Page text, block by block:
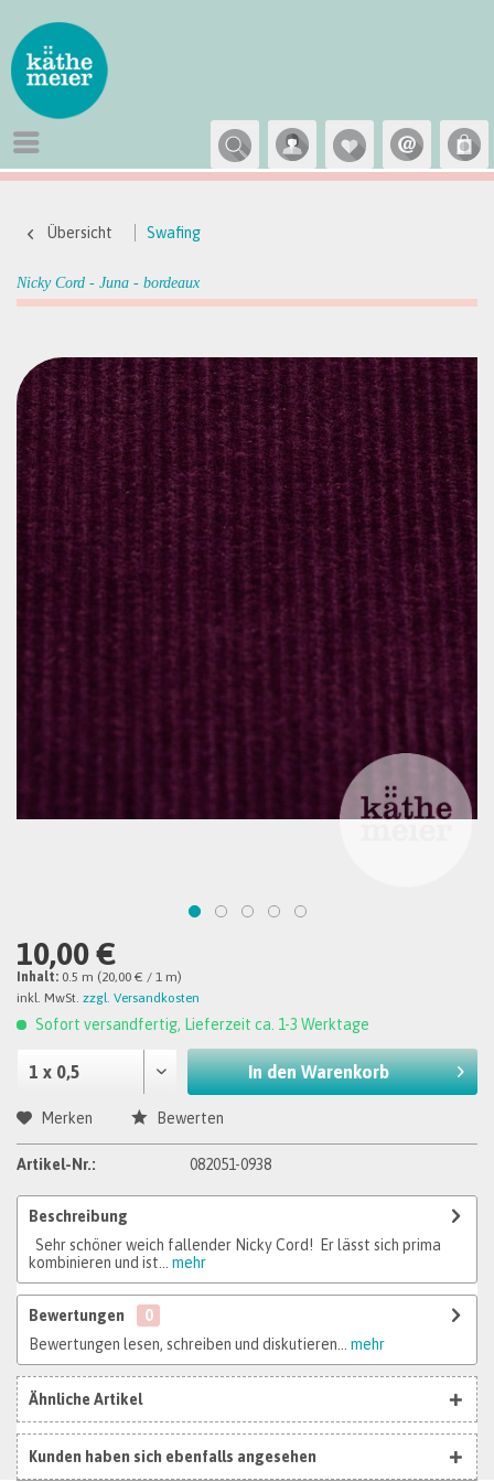
Übersicht Swafing
Nicky Cord - Juna - bordeaux
10,00 €
Inhalt: 0.5 m (20,00 € / 1 m)
inkl. MwSt. zzgl. Versandkosten
Sofort versandfertig, Lieferzeit ca. 1-3 Werktage
In den Warenkorb
Merken Bewerten
Artikel-Nr.: 082051-0938
Beschreibung
Sehr schöner weich fallender Nicky Cord! Er lässt sich prima
kombinieren und ist...
mehr
Bewertungen
0
Bewertungen lesen, schreiben und diskutieren...
mehr
Ähnliche Artikel
Kunden haben sich ebenfalls angesehen